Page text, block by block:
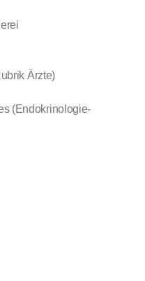
Ärzte)
(Endokrinologie-